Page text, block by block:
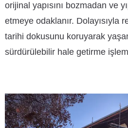
orijinal yapısını bozmadan ve
etmeye odaklanır. Dolayısıyla
tarihi dokusunu koruyarak
sürdürülebilir hale getirme